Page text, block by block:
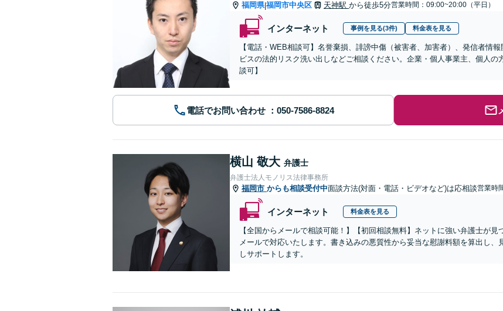
福岡県|福岡市中央区 天神駅 から徒歩5分営業時間：09:00~20:00（平日）
インターネット 事例を見る(3件) 料金表を見る
【電話・WEB相談可】名誉棄損、誹謗中傷（被害者、加害者）、発信者情
ビスの法的リスク洗い出しなどご相談ください。企業・個人事業主、個人
談可】
電話でお問い合わせ
横山 敬大 弁護士
弁護士法人モノリス法律事務所
福岡市 からも相談受付中面談方法(対面・電話・ビデオなど)は応相談営業時
インターネット 料金表を見る
【全国からメールで相談可能！】【初回相談無料】ネットに強い弁護士が
メールで対応いたします。書き込みの悪質性から妥当な慰謝料額を算出し、
しサポートします。